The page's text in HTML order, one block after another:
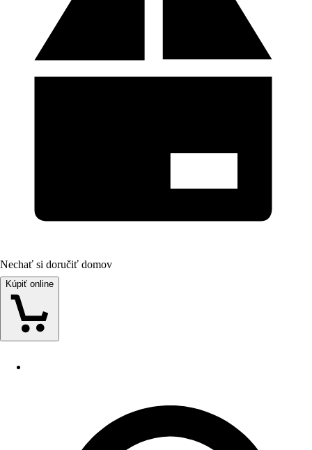
Nechať si doručiť domov
Kúpiť online